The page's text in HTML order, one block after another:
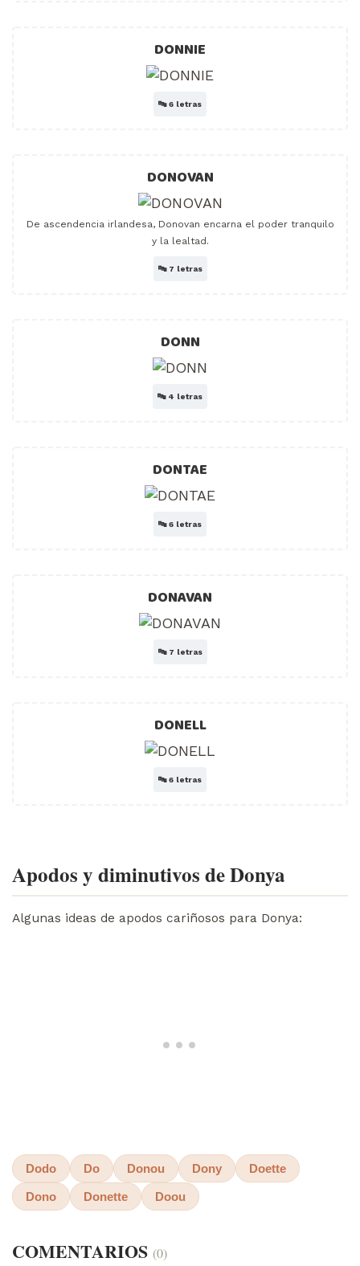
DONNIE
🔤6 letras
DONOVAN
De ascendencia irlandesa, Donovan encarna el poder tranquilo
y la lealtad.
🔤 7 letras
DONN
🔤 4 letras
DONTAE
🔤6 letras
DONAVAN
🔤 7 letras
DONELL
🔤6 letras
Apodos y diminutivos de Donya
Algunas ideas de apodos cariñosos para Donya:
Dodo Do Donou Dony Doette
Dono Donette Doou
COMENTARIOS (0)